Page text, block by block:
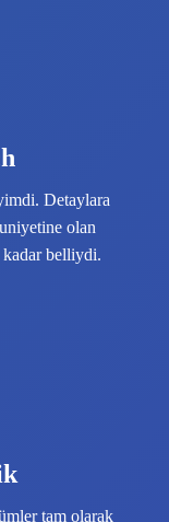
Detaylara
olan
kadar belliydi.
tam olarak